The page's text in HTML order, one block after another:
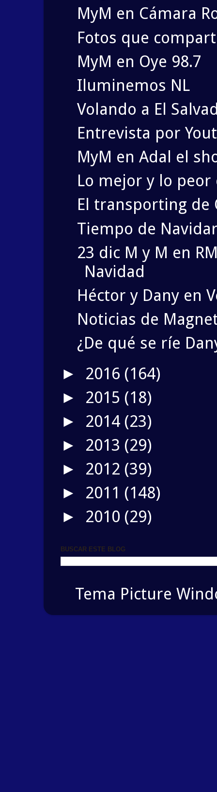
MyM en Cámara
Fotos que
MyM en Oye 98.7
Iluminemos NL
Volando a El
Entrevista por
MyM en Adal el
Lo mejor y lo peor
El transporting de
Tiempo de
23 dic M y M en
Navidad
Héctor y Dany en
Noticias de
¿De qué se ríe
► 2016 (164)
► 2015 (18)
► 2014 (23)
► 2013 (29)
► 2012 (39)
► 2011 (148)
► 2010 (29)
BUSCAR ESTE BLOG
Tema Picture